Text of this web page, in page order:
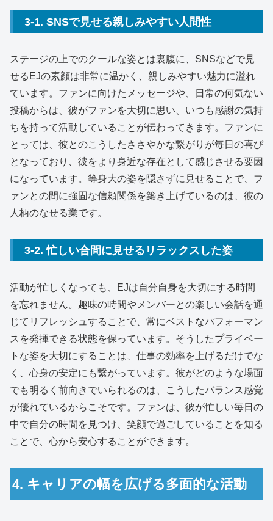
3-1. SNSで見せる親しみやすい人間性
ステージの上でのクールな姿とは裏腹に、SNSなどで見
せるEJの素顔は非常に温かく、親しみやすい魅力に溢れ
ています。ファンに向けたメッセージや、日常の何気ない
投稿からは、彼がファンを大切に思い、いつも感謝の気持
ちを持って活動していることが伝わってきます。ファンに
とっては、彼とのこうしたささやかな繋がりが毎日の喜び
となっており、彼をより身近な存在として感じさせる要因
になっています。等身大の姿を隠さずに見せることで、フ
ァンとの間に強固な信頼関係を築き上げているのは、彼の
人柄のなせる業です。
3-2. 忙しい合間に見せるリラックスした姿
活動が忙しくなっても、EJは自分自身を大切にする時間
を忘れません。趣味の時間やメンバーとの楽しい会話を通
じてリフレッシュすることで、常にベストなパフォーマン
スを発揮できる状態を保っています。そうしたプライベー
トな姿を大切にすることは、仕事の効率を上げるだけでな
く、心身の安定にも繋がっています。彼がどのような場面
でも明るく前向きでいられるのは、こうしたバランス感覚
が優れているからこそです。ファンは、彼が忙しい毎日の
中で自分の時間を見つけ、笑顔で過ごしていることを知る
ことで、心から安心することができます。
4. キャリアの幅を広げる多面的な活動